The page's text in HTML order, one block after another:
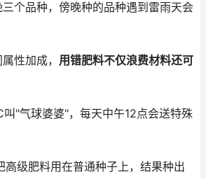
个品种，傍晚种的品种遇到雷雨天会
性加成， 用错肥料不仅浪费材料还可
"气球婆婆"，每天中午12点会送特殊
高级肥料用在普通种子上，结果种出